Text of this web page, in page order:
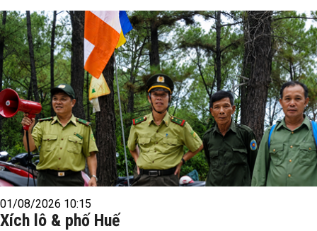
01/08/2026 10:15
Xích lô & phố Huế